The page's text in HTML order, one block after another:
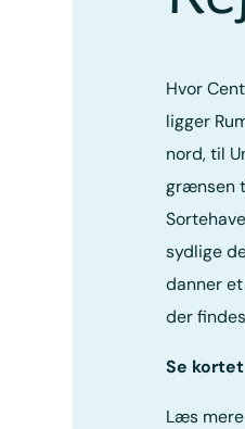
Hvor
ligger
nord, til
grænsen
sydlige
danner
der
Se
Læs mere